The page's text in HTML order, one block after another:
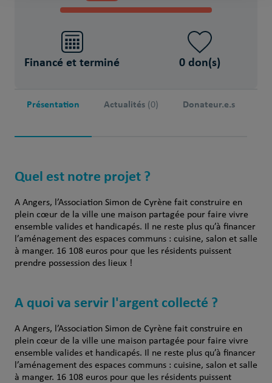
Financé et terminé 0 don(s)
Présentation Actualités (0) Donateur.e.s
Quel est notre projet ?
A Angers, l’Association Simon de Cyrène fait construire en
plein cœur de la ville une maison partagée pour faire vivre
ensemble valides et handicapés. Il ne reste plus qu’à financer
l’aménagement des espaces communs : cuisine, salon et salle
à manger. 16 108 euros pour que les résidents puissent
prendre possession des lieux !
A quoi va servir l'argent collecté ?
A Angers, l’Association Simon de Cyrène fait construire en
plein cœur de la ville une maison partagée pour faire vivre
ensemble valides et handicapés. Il ne reste plus qu’à financer
l’aménagement des espaces communs : cuisine, salon et salle
à manger. 16 108 euros pour que les résidents puissent